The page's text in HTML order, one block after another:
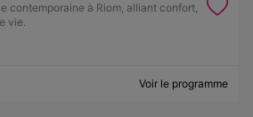
contemporaine à Riom, alliant confort,
vie.
Voir le programme